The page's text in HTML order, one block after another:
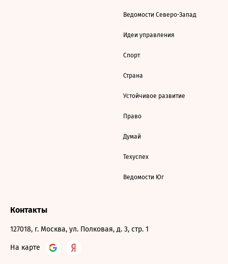
Ведомости Северо-Запад
Идеи управления
Спорт
Страна
Устойчивое развитие
Право
Думай
Техуспех
Ведомости Юг
Контакты
127018, г. Москва, ул. Полковая, д. 3, стр. 1
На карте